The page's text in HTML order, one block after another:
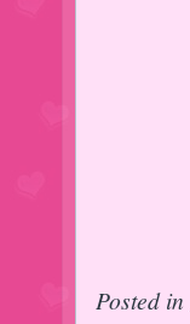
Posted in